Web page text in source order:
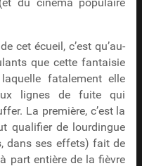
du cinéma populaire
de cet écueil, c’est qu’au-
que cette fantaisie
fatalement elle
lignes de fuite qui
La première, c’est la
qualifier de lourdingue
dans ses effets) fait de
part entière de la fièvre